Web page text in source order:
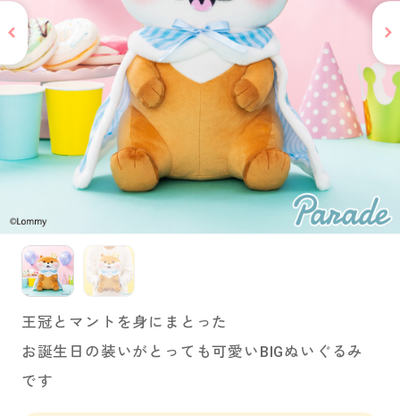
CAPSULE TOY 公式 X
CAPSULE TOY 公式 Instagram
プライバシーポリシー
王冠とマントを身にまとった
お誕生日の装いがとっても可愛いBIGぬいぐるみ
です